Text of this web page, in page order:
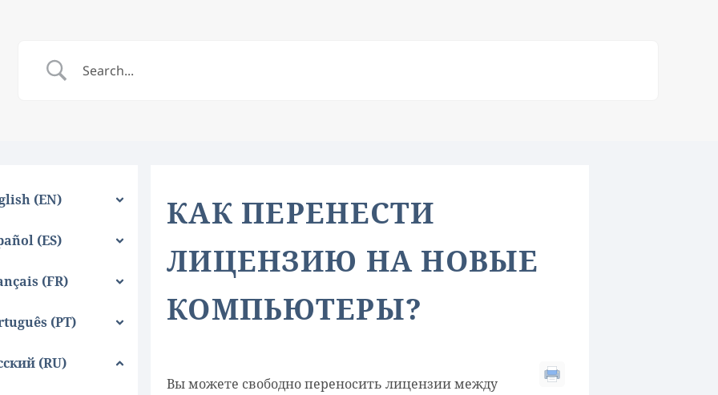
(EN)
(ES)
(FR)
(PT)
(RU)
КАК ПЕРЕНЕСТИ
ЛИЦЕНЗИЮ НА НОВЫЕ
КОМПЬЮТЕРЫ?
Вы можете свободно переносить лицензии между